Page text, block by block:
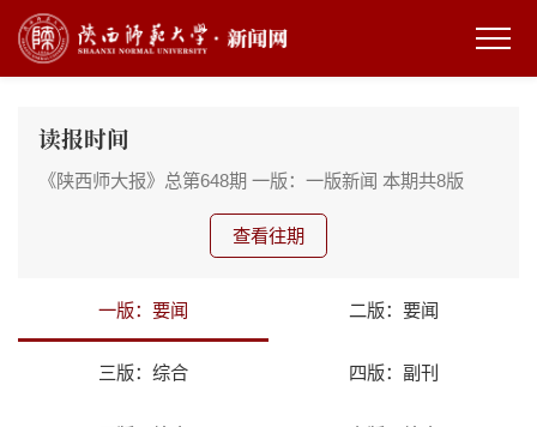
读报时间
《陕西师大报》总第648期 一版：一版新闻 本期共8版
查看往期
一版：要闻 二版：要闻
三版：综合 四版：副刊